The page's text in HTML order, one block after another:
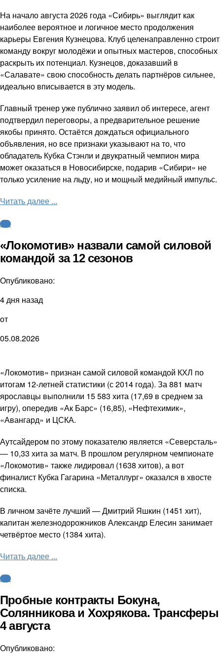
На начало августа 2026 года «Сибирь» выглядит как
наиболее вероятное и логичное место продолжения
карьеры Евгения Кузнецова. Клуб целенаправленно строит
команду вокруг молодёжи и опытных мастеров, способных
раскрыть их потенциал. Кузнецов, доказавший в
«Салавате» свою способность делать партнёров сильнее,
идеально вписывается в эту модель.
Главный тренер уже публично заявил об интересе, агент
подтвердил переговоры, а предварительное решение
якобы принято. Остаётся дождаться официального
объявления, но все признаки указывают на то, что
обладатель Кубка Стэнли и двукратный чемпион мира
может оказаться в Новосибирске, подарив «Сибири» не
только усиление на льду, но и мощный медийный импульс.
Читать далее ...
КХЛ
«Локомотив» назвали самой силовой
командой за 12 сезонов
Опубликовано:
4 дня назад
от
05.08.2026
«Локомотив» признан самой силовой командой КХЛ по
итогам 12-летней статистики (с 2014 года). За 881 матч
ярославцы выполнили 15 583 хита (17,69 в среднем за
игру), опередив «Ак Барс» (16,85), «Нефтехимик»,
«Авангард» и ЦСКА.
Аутсайдером по этому показателю является «Северсталь»
— 10,33 хита за матч. В прошлом регулярном чемпионате
«Локомотив» также лидировал (1638 хитов), а вот
финалист Кубка Гагарина «Металлург» оказался в хвосте
списка.
В личном зачёте лучший — Дмитрий Яшкин (1451 хит),
капитан железнодорожников Александр Елесин занимает
четвёртое место (1384 хита).
Читать далее ...
КХЛ
Пробные контракты Бокуна,
Солянникова и Хохрякова. Трансферы
4 августа
Опубликовано: